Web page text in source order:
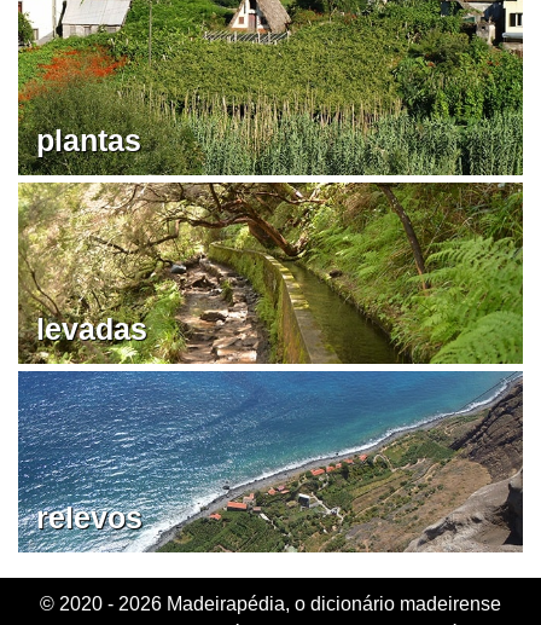
plantas
levadas
relevos
© 2020 - 2026 Madeirapédia, o dicionário madeirense